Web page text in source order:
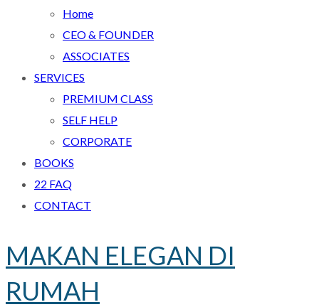
Home
CEO & FOUNDER
ASSOCIATES
SERVICES
PREMIUM CLASS
SELF HELP
CORPORATE
BOOKS
22 FAQ
CONTACT
MAKAN ELEGAN DI
RUMAH